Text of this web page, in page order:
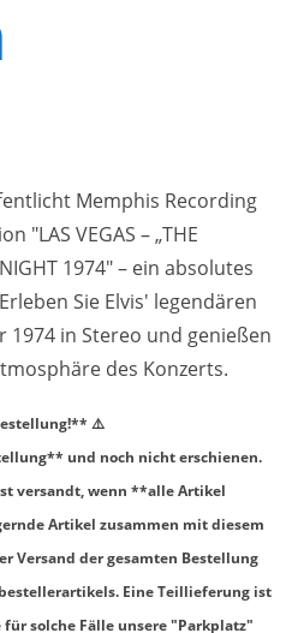
Memphis Recording
"LAS VEGAS – „THE
1974" – ein absolutes
Sie Elvis' legendären
in Stereo und genießen
des Konzerts.
⚠️
und noch nicht erschienen.
versandt, wenn **alle Artikel
Artikel zusammen mit diesem
Versand der gesamten Bestellung
Eine Teillieferung ist
solche Fälle unsere "Parkplatz"